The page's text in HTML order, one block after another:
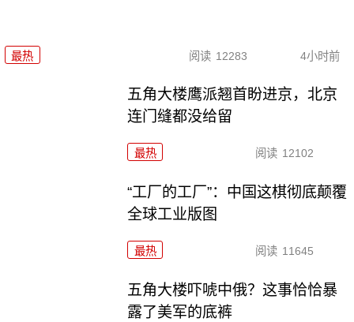
最热 阅读 12283 4小时前
五角大楼鹰派翘首盼进京，北京
连门缝都没给留
最热 阅读 12102
“工厂的工厂”：中国这棋彻底颠覆
全球工业版图
最热 阅读 11645
五角大楼吓唬中俄？这事恰恰暴
露了美军的底裤